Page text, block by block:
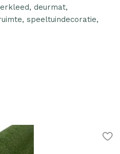
deurmat,
speeltuindecoratie,
Kunstgras 7/9 mm
groen